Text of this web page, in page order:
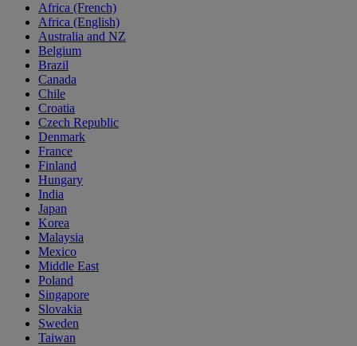
Africa (French)
Africa (English)
Australia and NZ
Belgium
Brazil
Canada
Chile
Croatia
Czech Republic
Denmark
France
Finland
Hungary
India
Japan
Korea
Malaysia
Mexico
Middle East
Poland
Singapore
Slovakia
Sweden
Taiwan